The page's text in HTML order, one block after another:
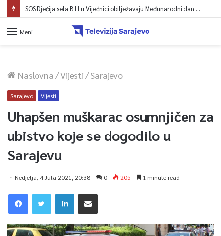
SOS Dječija sela BiH u Vijećnici obilježavaju Međunarodni dan mladih: Više od 200 zaposlenih i stambena podrška za osamostaljivanje
Meni
Naslovna/Vijesti/Sarajevo
Sarajevo Vijesti
Uhapšen muškarac osumnjičen za
ubistvo koje se dogodilo u
Sarajevu
Nedjelja, 4 Jula 2021, 20:38 0 205 1 minute read